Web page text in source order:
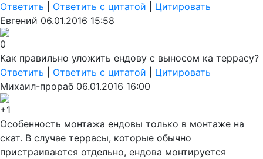
Ответить
Ответить с цитатой
Цитировать
Евгений 06.01.2016 15:58
0
Как правильно уложить ендову с выносом ка террасу?
Ответить
Ответить с цитатой
Цитировать
Михаил-прораб 06.01.2016 16:00
+1
Особенность монтажа ендовы только в монтаже на
скат. В случае террасы, которые обычно
пристраиваются отдельно, ендова монтируется